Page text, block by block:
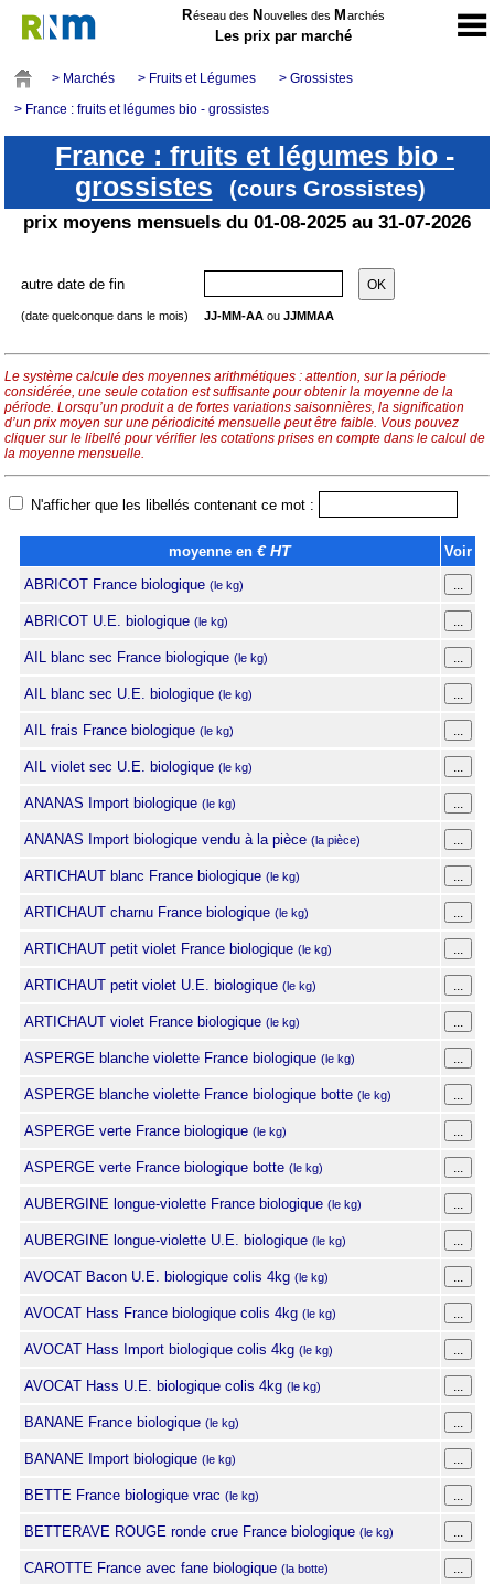
Réseau des N ouvelles des M archés
Les prix par marché
> Marchés > Fruits et Légumes
> Grossistes
> France : fruits et légumes bio - grossistes
France : fruits et légumes bio -
grossistes
(cours Grossistes)
prix moyens mensuels du 01-08-2025 au 31-07-2026
autre date de fin
(date quelconque dans le mois) JJ-MM-AA ou JJMMAA
Le système calcule des moyennes arithmétiques : attention, sur la période
considérée, une seule cotation est suffisante pour obtenir la moyenne de la
période. Lorsqu’un produit a de fortes variations saisonnières, la signification
d’un prix moyen sur une périodicité mensuelle peut être faible. Vous pouvez
cliquer sur le libellé pour vérifier les cotations prises en compte dans le calcul de
la moyenne mensuelle.
N'afficher que les libellés contenant ce mot :
moyenne en € HT
Voir
ABRICOT France biologique (le kg)
ABRICOT U.E. biologique (le kg)
AIL blanc sec France biologique (le kg)
AIL blanc sec U.E. biologique (le kg)
AIL frais France biologique (le kg)
AIL violet sec U.E. biologique (le kg)
ANANAS Import biologique (le kg)
ANANAS Import biologique vendu à la pièce (la pièce)
ARTICHAUT blanc France biologique (le kg)
ARTICHAUT charnu France biologique (le kg)
ARTICHAUT petit violet France biologique (le kg)
ARTICHAUT petit violet U.E. biologique (le kg)
ARTICHAUT violet France biologique (le kg)
ASPERGE blanche violette France biologique (le kg)
ASPERGE blanche violette France biologique botte (le kg)
ASPERGE verte France biologique (le kg)
ASPERGE verte France biologique botte (le kg)
AUBERGINE longue-violette France biologique (le kg)
AUBERGINE longue-violette U.E. biologique (le kg)
AVOCAT Bacon U.E. biologique colis 4kg (le kg)
AVOCAT Hass France biologique colis 4kg (le kg)
AVOCAT Hass Import biologique colis 4kg (le kg)
AVOCAT Hass U.E. biologique colis 4kg (le kg)
BANANE France biologique (le kg)
BANANE Import biologique (le kg)
BETTE France biologique vrac (le kg)
BETTERAVE ROUGE ronde crue France biologique (le kg)
CAROTTE France avec fane biologique (la botte)